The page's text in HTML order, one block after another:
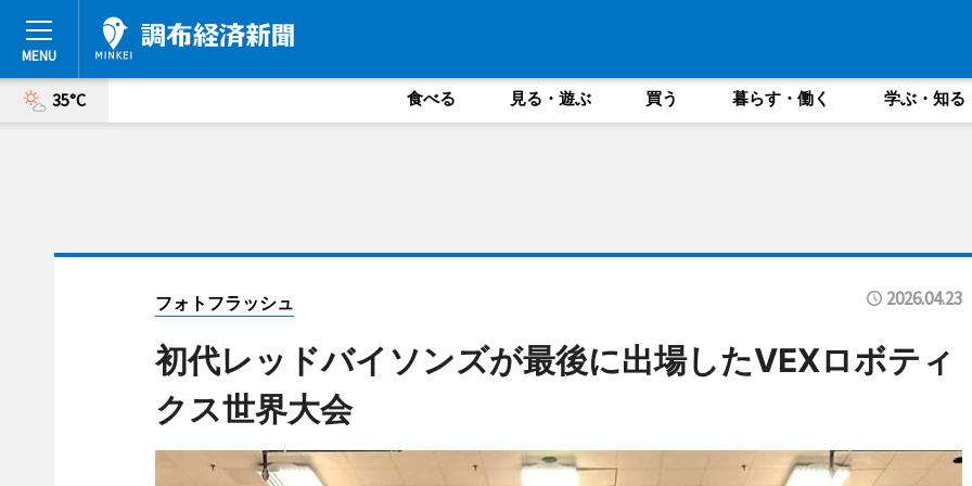
35°C 食べる 見る・遊ぶ 買う 暮らす・働く 学ぶ・知る
フォトフラッシュ 2026.04.23
初代レッドバイソンズが最後に出場したVEXロボティ
クス世界大会